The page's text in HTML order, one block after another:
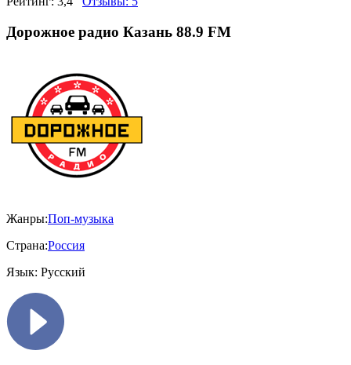
Дорожное радио Казань 88.9 FM
Жанры:Поп-музыка
Страна:Россия
Язык: Русский